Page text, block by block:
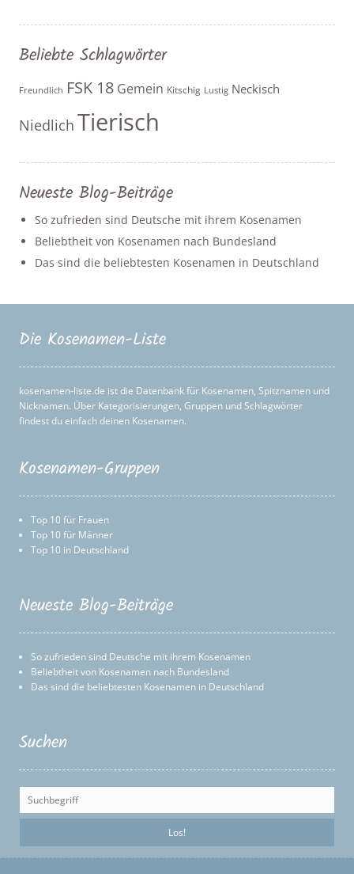
Beliebte Schlagwörter
Freundlich FSK 18 Gemein Kitschig Lustig Neckisch
Niedlich Tierisch
Neueste Blog-Beiträge
So zufrieden sind Deutsche mit ihrem Kosenamen
Beliebtheit von Kosenamen nach Bundesland
Das sind die beliebtesten Kosenamen in Deutschland
Die Kosenamen-Liste
kosenamen-liste.de ist die Datenbank für Kosenamen, Spitznamen und
Nicknamen. Über Kategorisierungen, Gruppen und Schlagwörter
findest du einfach deinen Kosenamen.
Kosenamen-Gruppen
Top 10 für Frauen
Top 10 für Männer
Top 10 in Deutschland
Neueste Blog-Beiträge
So zufrieden sind Deutsche mit ihrem Kosenamen
Beliebtheit von Kosenamen nach Bundesland
Das sind die beliebtesten Kosenamen in Deutschland
Suchen